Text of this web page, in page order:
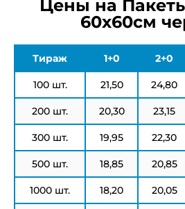
Цены на
60х60см
Тираж 1+0 2+0
100 шт. 21,50 24,80
200 шт. 20,30 23,15
300 шт. 19,95 22,30
500 шт. 18,85 20,85
1000 шт. 18,20 20,05